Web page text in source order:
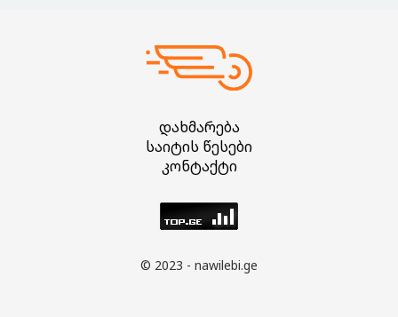
დახმარება
საიტის წესები
კონტაქტი
© 2023 - nawilebi.ge